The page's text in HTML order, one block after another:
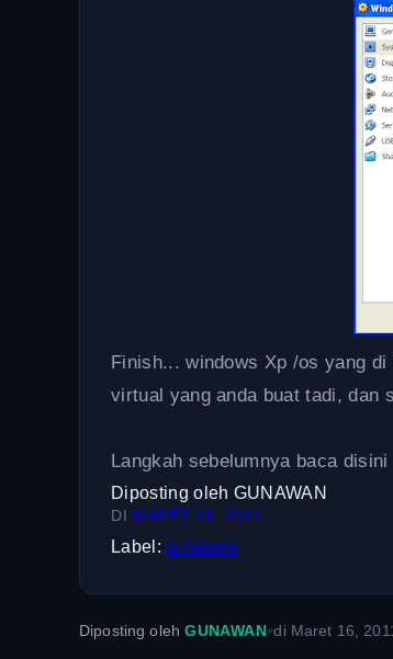
Finish... windows Xp /os yang
virtual yang anda buat tadi, dan
Langkah sebelumnya baca
Diposting oleh GUNAWAN
DI MARET 16, 2011
Label: windows
Diposting olehGUNAWAN•di Maret 16,